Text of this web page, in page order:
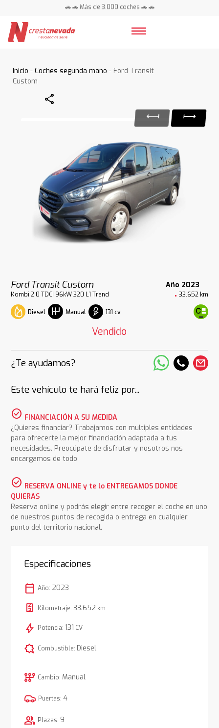
🚗 🚗 Más de 3.000 coches 🚗 🚗
Inicio -Coches segunda mano - Ford Transit
Custom
Share
Ford Transit Custom Año 2023
Kombi 2.0 TDCI 96kW 320 L1 Trend 33.652 km
Diesel Manual 131 cv
Vendido
¿Te ayudamos?
Este vehículo te hará feliz por...
check_circle FINANCIACIÓN A SU MEDIDA
¿Quieres financiar? Trabajamos con multiples entidades
para ofrecerte la mejor financiación adaptada a tus
necesidades. Preocúpate de disfrutar y nosotros nos
encargamos de todo
check_circle RESERVA ONLINE y te lo ENTREGAMOS DONDE
QUIERAS
Reserva online y podrás elegir entre recoger el coche en uno
de nuestros puntos de recogida o entrega en cualquier
punto del territorio nacional.
Especificaciones
calendar_today Año: 2023
Kilometraje: 33.652 km
bolt Potencia: 131 CV
comic_bubble Combustible: Diesel
auto_transmission Cambio: Manual
Puertas: 4
group Plazas: 9